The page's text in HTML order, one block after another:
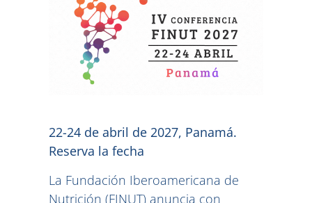
22-24 de abril de 2027, Panamá.
Reserva la fecha
La Fundación Iberoamericana de
Nutrición (FINUT) anuncia con